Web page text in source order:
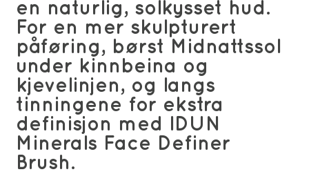
en naturlig, solkysset hud.
For en mer skulpturert
påføring, børst Midnattssol
under kinnbeina og
kjevelinjen, og langs
tinningene for ekstra
definisjon med IDUN
Minerals Face Definer
Brush.